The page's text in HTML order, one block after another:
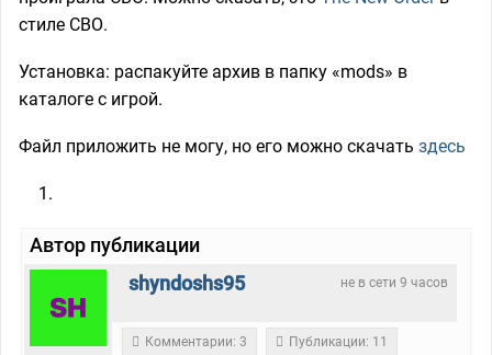
стиле СВО.
Установка: распакуйте архив в папку «mods» в
каталоге с игрой.
Файл приложить не могу, но его можно скачать ‍‍‎ здесь
Автор публикации
не в сети 9 часов
shyndoshs95
Комментарии: 3 Публикации: 11